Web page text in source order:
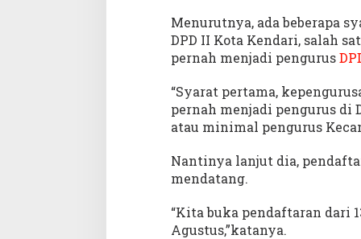
0
-
2
2
5
Menurutnya, ada beberapa
DPD II Kota Kendari, salah
pernah menjadi pengurus
“Syarat pertama,
pernah menjadi pengurus di
atau minimal pengurus
Nantinya lanjut dia,
mendatang.
“Kita buka pendaftaran dari
Agustus,”katanya.